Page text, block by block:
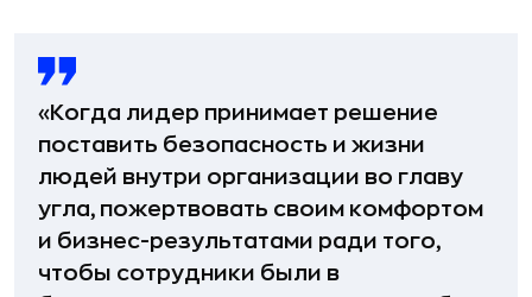
«Когда лидер принимает решение
поставить безопасность и жизни
людей внутри организации во главу
угла, пожертвовать своим комфортом
и бизнес-результатами ради того,
чтобы сотрудники были в